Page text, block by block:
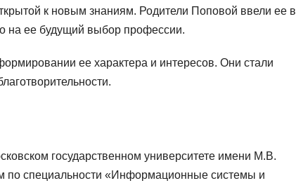
к новым знаниям. Родители Поповой ввели ее в
на ее будущий выбор профессии.
ее характера и интересов. Они стали
государственном университете имени М.В.
по специальности «Информационные системы и